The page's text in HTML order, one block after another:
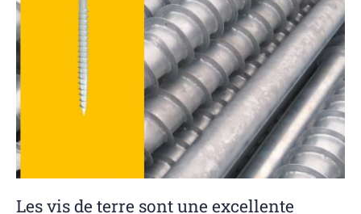
Les vis de terre sont une excellente